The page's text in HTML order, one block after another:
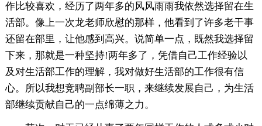
作比较喜欢，经历了两年多的风风雨雨我依然选择留在生
活部。像上一次龙老师欣慰的那样，他看到了许多老干事
还留在部里，让他感到高兴。说简单一点，既然我选择留
下来，那就是一种坚持!两年多了，凭借自己工作经验以
及对生活部工作的理解，我对做好生活部的工作很有信
心。所以我想竞聘副部长一职，来继续发展自己，为生活
部继续贡献自己的一点绵薄之力。